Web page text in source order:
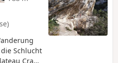
Schlucht
Crane